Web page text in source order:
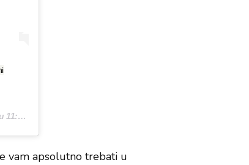
PDT
vam apsolutno trebati u